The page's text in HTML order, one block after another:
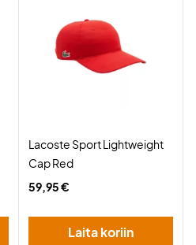
Lacoste Sport Lightweight
Cap Red
59,95 €
Laita koriin